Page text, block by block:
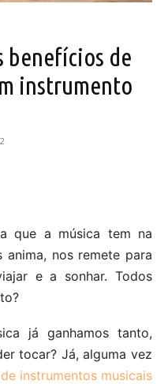
benefícios de
instrumento
que a música tem na
anima, nos remete para
e a sonhar. Todos
já ganhamos tanto,
tocar? Já, alguma vez
instrumentos musicais